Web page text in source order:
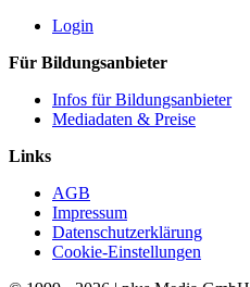
Login
Für Bildungsanbieter
Infos für Bildungsanbieter
Mediadaten & Preise
Links
AGB
Impressum
Datenschutzerklärung
Cookie-Einstellungen